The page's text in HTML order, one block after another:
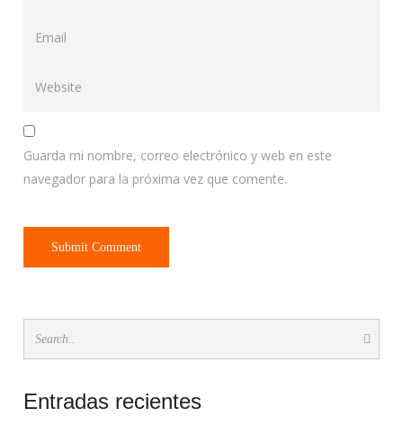
Guarda mi nombre, correo electrónico y web en este
navegador para la próxima vez que comente.
Entradas recientes